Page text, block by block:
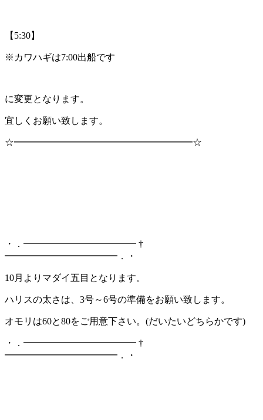
【5:30】
※カワハギは7:00出船です
に変更となります。
宜しくお願い致します。
☆━━━━━━━━━━━━━━━━━━━☆
・．━━━━━━━━━━━━ †
━━━━━━━━━━━━．・
10月よりマダイ五目となります。
ハリスの太さは、3号～6号の準備をお願い致します。
オモリは60と80をご用意下さい。(だいたいどちらかです)
・．━━━━━━━━━━━━ †
━━━━━━━━━━━━．・